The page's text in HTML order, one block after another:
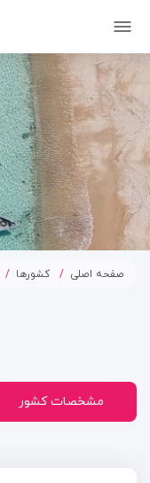
صفحه اصلی کشورها
مشخصات کشور